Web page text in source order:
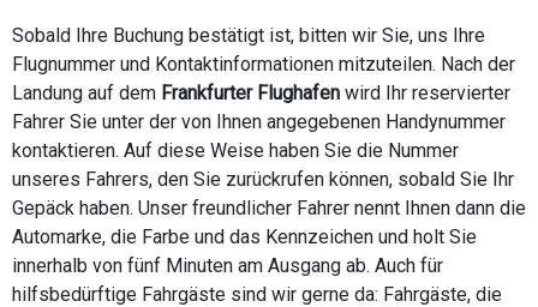
Sobald Ihre Buchung bestätigt ist, bitten wir Sie, uns Ihre
Flugnummer und Kontaktinformationen mitzuteilen. Nach der
Landung auf dem Frankfurter Flughafen wird Ihr reservierter
Fahrer Sie unter der von Ihnen angegebenen Handynummer
kontaktieren. Auf diese Weise haben Sie die Nummer
unseres Fahrers, den Sie zurückrufen können, sobald Sie Ihr
Gepäck haben. Unser freundlicher Fahrer nennt Ihnen dann die
Automarke, die Farbe und das Kennzeichen und holt Sie
innerhalb von fünf Minuten am Ausgang ab. Auch für
hilfsbedürftige Fahrgäste sind wir gerne da: Fahrgäste, die